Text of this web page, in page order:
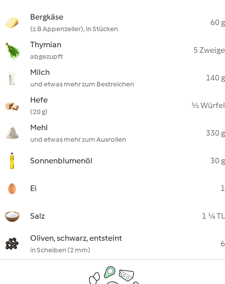
Bergkäse
(z.B Appenzeller), in Stücken
60 g
Thymian
abgezupft
5 Zweige
Milch
und etwas mehr zum Bestreichen
140 g
Hefe
(20 g)
½ Würfel
Mehl
und etwas mehr zum Ausrollen
330 g
Sonnenblumenöl 30 g
Ei 1
Salz 1 ¼ TL
Oliven, schwarz, entsteint
in Scheiben (2 mm)
6